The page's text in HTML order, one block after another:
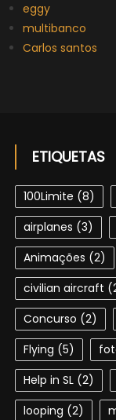
eggy
multibanco
Carlos santos
ETIQUETAS
100Limite (8)
airplanes (3)
Animações (2)
civilian aircraft
Concurso (2)
Flying (5)
Help in SL(2)
looping (2)